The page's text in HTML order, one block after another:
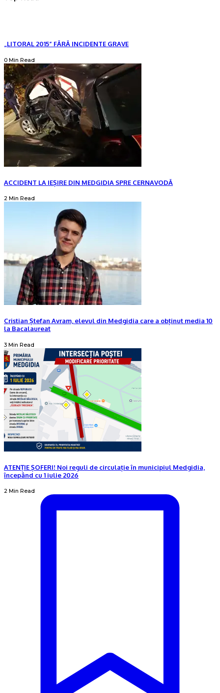
„LITORAL 2015” FĂRĂ INCIDENTE GRAVE
0 Min Read
ACCIDENT LA IEȘIRE DIN MEDGIDIA SPRE CERNAVODĂ
2 Min Read
Cristian Ștefan Avram, elevul din Medgidia care a obținut media 10
la Bacalaureat
3 Min Read
ATENȚIE ȘOFERI! Noi reguli de circulație în municipiul Medgidia,
începând cu 1 iulie 2026
2 Min Read